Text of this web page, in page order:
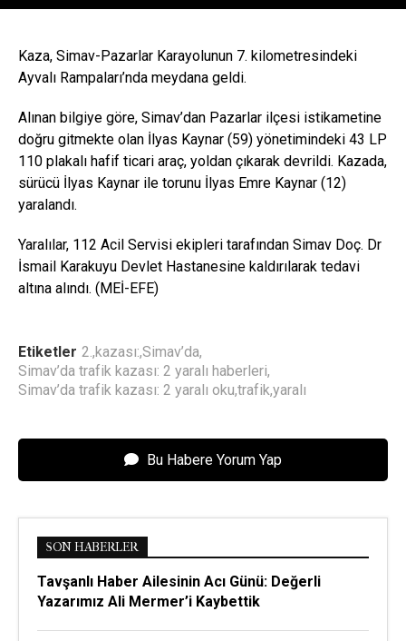
Kaza, Simav-Pazarlar Karayolunun 7. kilometresindeki
Ayvalı Rampaları’nda meydana geldi.
Alınan bilgiye göre, Simav’dan Pazarlar ilçesi istikametine
doğru gitmekte olan İlyas Kaynar (59) yönetimindeki 43 LP
110 plakalı hafif ticari araç, yoldan çıkarak devrildi. Kazada,
sürücü İlyas Kaynar ile torunu İlyas Emre Kaynar (12)
yaralandı.
Yaralılar, 112 Acil Servisi ekipleri tarafından Simav Doç. Dr
İsmail Karakuyu Devlet Hastanesine kaldırılarak tedavi
altına alındı. (MEİ-EFE)
Etiketler 2.,kazası:,Simav’da,
Simav’da trafik kazası: 2 yaralı haberleri,
Simav’da trafik kazası: 2 yaralı oku,trafik,yaralı
Bu Habere Yorum Yap
SON HABERLER
Tavşanlı Haber Ailesinin Acı Günü: Değerli
Yazarımız Ali Mermer’i Kaybettik